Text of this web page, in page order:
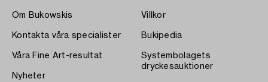
Om Bukowskis
Kontakta våra specialister
Våra Fine Art-resultat
Nyheter
Villkor
Bukipedia
Systembolagets
dryckesauktioner